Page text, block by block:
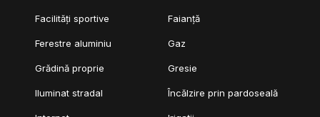
Facilități sportive Faianță
Ferestre aluminiu Gaz
Grădină proprie Gresie
Iluminat stradal Încălzire prin pardoseală